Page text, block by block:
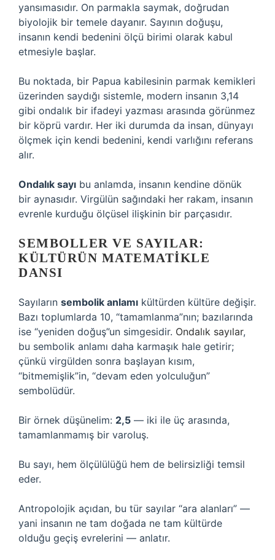
yansımasıdır. On parmakla saymak, doğrudan
biyolojik bir temele dayanır. Sayının doğuşu,
insanın kendi bedenini ölçü birimi olarak kabul
etmesiyle başlar.
Bu noktada, bir Papua kabilesinin parmak kemikleri
üzerinden saydığı sistemle, modern insanın 3,14
gibi ondalık bir ifadeyi yazması arasında görünmez
bir köprü vardır. Her iki durumda da insan, dünyayı
ölçmek için kendi bedenini, kendi varlığını referans
alır.
Ondalık sayı bu anlamda, insanın kendine dönük
bir aynasıdır. Virgülün sağındaki her rakam, insanın
evrenle kurduğu ölçüsel ilişkinin bir parçasıdır.
SEMBOLLER VE SAYILAR:
KÜLTÜRÜN MATEMATIKLE
DANSI
Sayıların sembolik anlamı kültürden kültüre değişir.
Bazı toplumlarda 10, “tamamlanma”nın; bazılarında
ise “yeniden doğuş”un simgesidir. Ondalık sayılar,
bu sembolik anlamı daha karmaşık hale getirir;
çünkü virgülden sonra başlayan kısım,
“bitmemişlik”in, “devam eden yolculuğun”
sembolüdür.
Bir örnek düşünelim: 2,5 — iki ile üç arasında,
tamamlanmamış bir varoluş.
Bu sayı, hem ölçülülüğü hem de belirsizliği temsil
eder.
Antropolojik açıdan, bu tür sayılar “ara alanları” —
yani insanın ne tam doğada ne tam kültürde
olduğu geçiş evrelerini — anlatır.